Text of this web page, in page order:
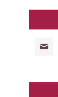
